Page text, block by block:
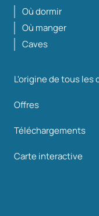
Où dormir
Où manger
Caves
L'origine de tous les
Offres
Téléchargements
Carte interactive